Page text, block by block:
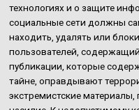
технологиях и о защите
социальные сети должны
находить, удалять или
пользователей,
публикации, которые
тайне, оправдывают
экстремистские материалы,